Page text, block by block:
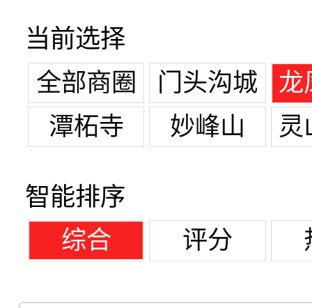
当前选择
全部商圈
门头沟城
区
龙
潭柘寺 妙峰山 灵
智能排序
综合
评分